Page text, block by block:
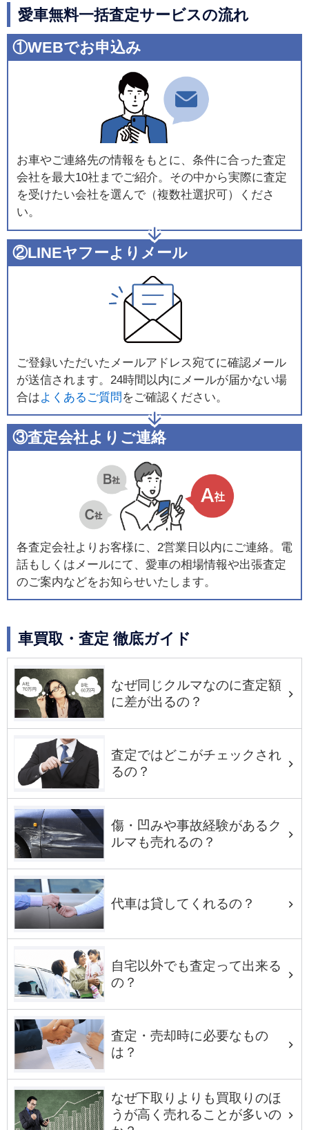
愛車無料一括査定サービスの流れ
①WEBでお申込み
お車やご連絡先の情報をもとに、条件に合った査定
会社を最大10社までご紹介。その中から実際に査定
を受けたい会社を選んで（複数社選択可）くださ
い。
②LINEヤフーよりメール
ご登録いただいたメールアドレス宛てに確認メール
が送信されます。24時間以内にメールが届かない場
合はよくあるご質問 をご確認ください。
③査定会社よりご連絡
各査定会社よりお客様に、2営業日以内にご連絡。電
話もしくはメールにて、愛車の相場情報や出張査定
のご案内などをお知らせいたします。
車買取・査定 徹底ガイド
なぜ同じクルマなのに査定額
に差が出るの？
査定ではどこがチェックされ
るの？
傷・凹みや事故経験があるク
ルマも売れるの？
代車は貸してくれるの？
自宅以外でも査定って出来る
の？
査定・売却時に必要なもの
は？
なぜ下取りよりも買取りのほ
うが高く売れることが多いの